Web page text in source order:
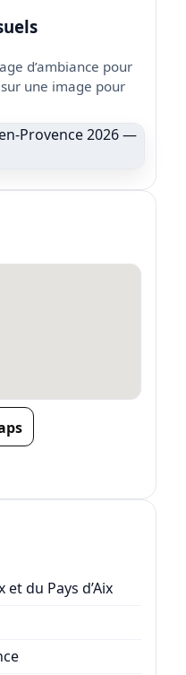
d’ambiance pour
une image pour
et du Pays d’Aix